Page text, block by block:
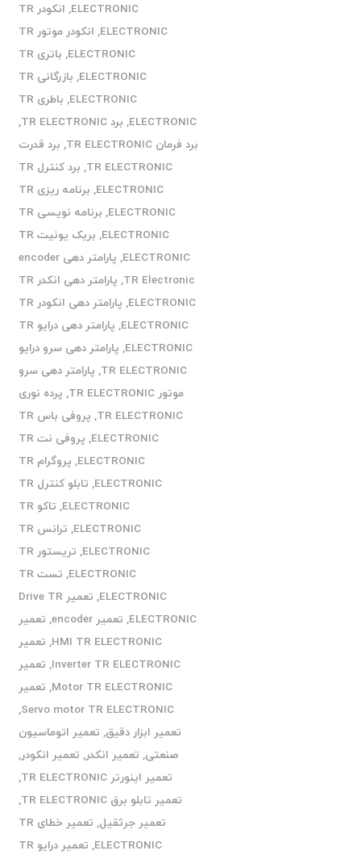
ELECTRONIC
,
انکودر TR
ELECTRONIC
,
انکودر موتور TR
ELECTRONIC
,
باتری TR
ELECTRONIC
,
بازرگانی TR
ELECTRONIC
,
باطری TR
ELECTRONIC
, برد TR ELECTRONIC
,
برد فرمان TR ELECTRONIC
, برد قدرت
TR ELECTRONIC
,
برد کنترل TR
ELECTRONIC
,
برنامه ریزی TR
ELECTRONIC
,
برنامه نویسی TR
ELECTRONIC
,
بریک یونیت TR
ELECTRONIC
,
پارامتر دهی encoder
TR Electronic
,
پارامتر دهی انکدر TR
ELECTRONIC
,
پارامتر دهی انکودر TR
ELECTRONIC
,
پارامتر دهی درایو TR
ELECTRONIC
, پارامتر دهی سرو درایو
TR ELECTRONIC
, پارامتر دهی سرو
موتور TR ELECTRONIC
, پرده نوری
TR ELECTRONIC
,
پروفی باس TR
ELECTRONIC
,
پروفی نت TR
ELECTRONIC
,
پروگرام TR
ELECTRONIC
,
تابلو کنترل TR
ELECTRONIC
,
تاکو TR
ELECTRONIC
,
ترانس TR
ELECTRONIC
,
تریستور TR
ELECTRONIC
,
تست TR
ELECTRONIC
,
تعمیر Drive TR
ELECTRONIC
, تعمیر encoder , تعمیر
HMI TR ELECTRONIC
, تعمیر
Inverter TR ELECTRONIC
, تعمیر
Motor TR ELECTRONIC
, تعمیر
Servo motor TR ELECTRONIC
,
تعمیر ابزار دقیق, تعمیر اتوماسیون
صنعتی, تعمیر انکدر, تعمیر انکودر,
تعمیر اینورتر TR ELECTRONIC
,
تعمیر تابلو برق TR ELECTRONIC
,
تعمیر جرثقیل,
تعمیر خطای TR
ELECTRONIC
,
تعمیر درایو TR